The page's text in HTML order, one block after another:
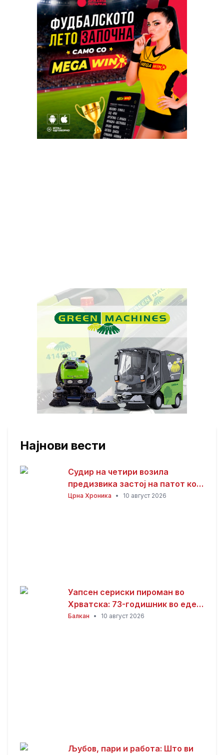
Најнови вести
Судир на четири возила
предизвика застој на патот кон
Стража
Црна Хроника • 10 август 2026
Уапсен сериски пироман во
Хрватска: 73-годишник во еден
ден предизвикал пет пожари
Балкан • 10 август 2026
Љубов, пари и работа: Што ви